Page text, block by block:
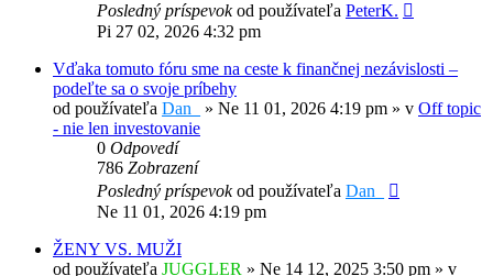
Posledný príspevokod používateľa PeterK.
Pi 27 02, 2026 4:32 pm
Vďaka tomuto fóru sme na ceste k finančnej nezávislosti –
podeľte sa o svoje príbehy
od používateľa Dan_ » Ne 11 01, 2026 4:19 pm » v Off topic
- nie len investovanie
0 Odpovedí
786 Zobrazení
Posledný príspevokod používateľa Dan_
Ne 11 01, 2026 4:19 pm
ŽENY VS. MUŽI
od používateľa JUGGLER » Ne 14 12, 2025 3:50 pm » v